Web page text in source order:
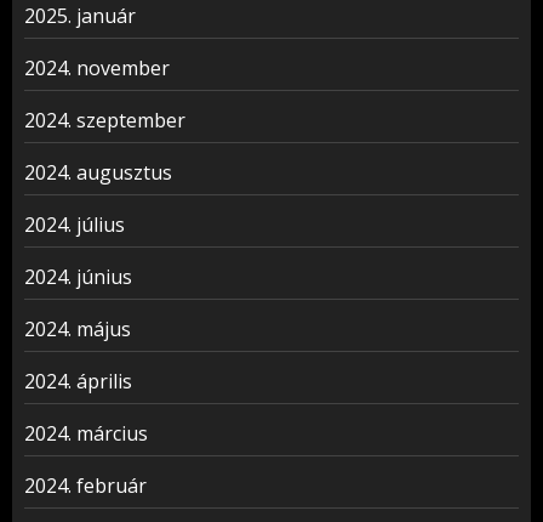
2025. január
2024. november
2024. szeptember
2024. augusztus
2024. július
2024. június
2024. május
2024. április
2024. március
2024. február